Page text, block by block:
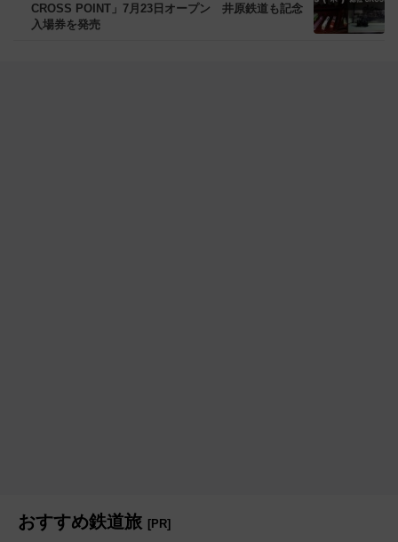
CROSS POINT」7月23日オープン 井原鉄道も記念
入場券を発売
おすすめ鉄道旅 [PR]